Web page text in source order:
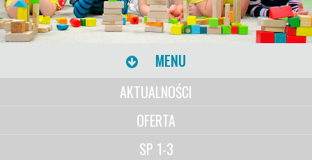
MENU
AKTUALNOŚCI
OFERTA
SP 1-3